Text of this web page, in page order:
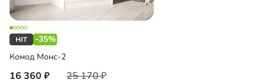
-35%
Комод Монс-2
16 360 25 170